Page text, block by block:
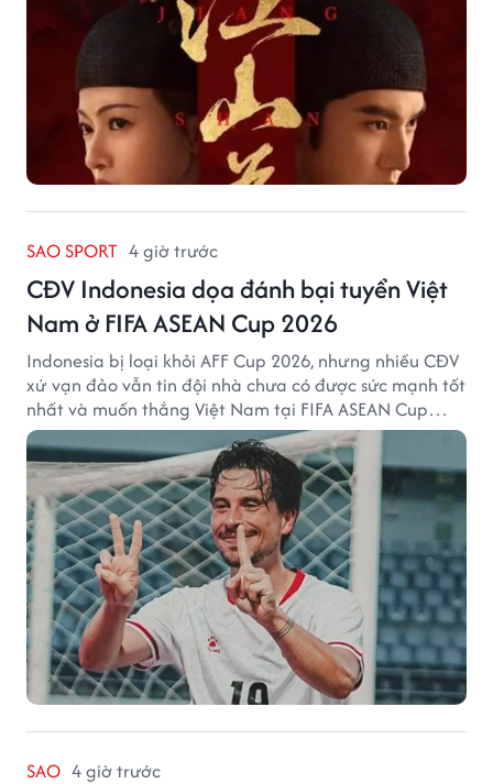
SAO SPORT 4 giờ trước
CĐV Indonesia dọa đánh bại tuyển Việt
Nam ở FIFA ASEAN Cup 2026
Indonesia bị loại khỏi AFF Cup 2026, nhưng nhiều CĐV
xứ vạn đảo vẫn tin đội nhà chưa có được sức mạnh tốt
nhất và muốn thắng Việt Nam tại FIFA ASEAN Cup
2026.
SAO 4 giờ trước